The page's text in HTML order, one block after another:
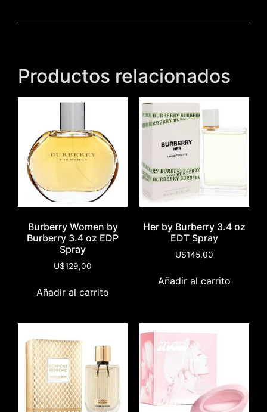
Productos relacionados
Burberry Women by
Burberry 3.4 oz EDP
Spray
U$129,00
Añadir al carrito
Her by Burberry 3.4 oz
EDT Spray
U$145,00
Añadir al carrito